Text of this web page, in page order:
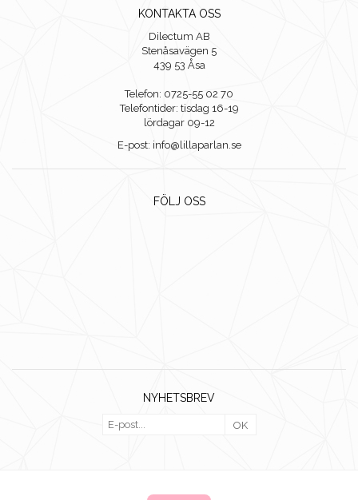
KONTAKTA OSS
Dilectum AB
Stenåsavägen 5
439 53 Åsa
Telefon: 0725-55 02 70
Telefontider: tisdag 16-19
lördagar 09-12
E-post: info@lillaparlan.se
FÖLJ OSS
NYHETSBREV
OK